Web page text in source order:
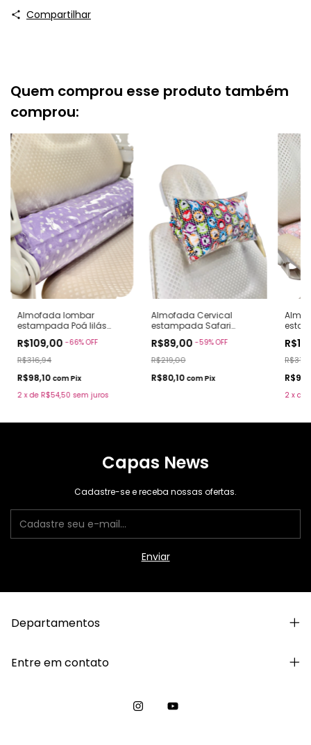
Compartilhar
Quem comprou esse produto também
comprou:
Almofada lombar
estampada Poá lilás
R$109,00-66%OFF
R$316,94
R$98,10 comPix
2 xde R$54,50 sem juros
Almofada Cervical
estampada Safari
R$89,00-59%OFF
R$219,00
R$80,10 comPix
2 x de
Capas News
Cadastre-se e receba nossas ofertas.
Departamentos
Entre em contato